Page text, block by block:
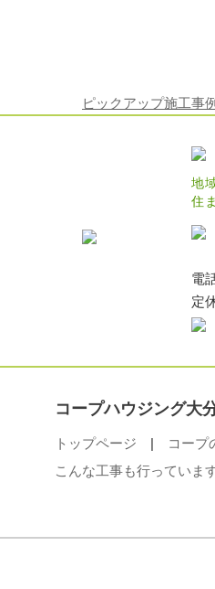
ピックアップ施工事
地
住
電
定
コープハウジング大
トップページ | コープ
こんな工事も行っていま